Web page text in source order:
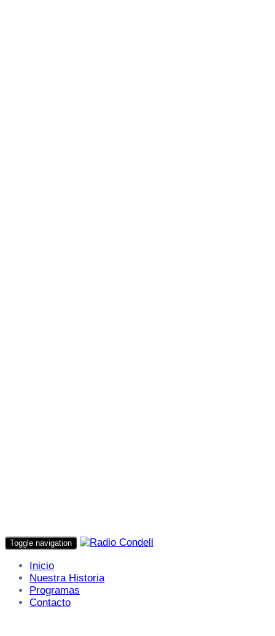
Toggle navigation
Inicio
Nuestra Historia
Programas
Contacto